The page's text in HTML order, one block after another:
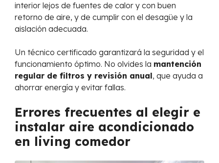
interior lejos de fuentes de calor y con buen
retorno de aire, y de cumplir con el desagüe y la
aislación adecuada.
Un técnico certificado garantizará la seguridad y el
funcionamiento óptimo. No olvides la mantención
regular de filtros y revisión anual, que ayuda a
ahorrar energía y evitar fallas.
Errores frecuentes al elegir e
instalar aire acondicionado
en living comedor